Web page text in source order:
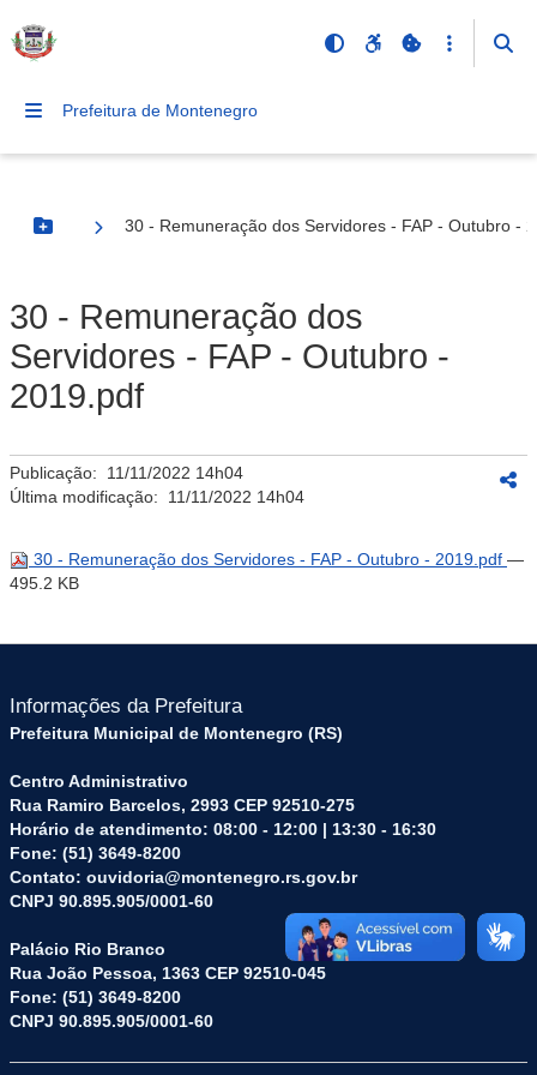
Prefeitura de Montenegro
Botão Menu
30 - Remuneração dos Servidores - FAP - Outubro -
30 - Remuneração dos
Servidores - FAP - Outubro -
2019.pdf
Publicação: 11/11/2022 14h04
Última modificação: 11/11/2022 14h04
30 - Remuneração dos Servidores - FAP - Outubro - 2019.pdf —
495.2 KB
Informações da Prefeitura
Prefeitura Municipal de Montenegro (RS)
Centro Administrativo
Rua Ramiro Barcelos, 2993 CEP 92510-275
Horário de atendimento: 08:00 - 12:00 | 13:30 - 16:30
Fone: (51) 3649-8200
Contato: ouvidoria@montenegro.rs.gov.br
CNPJ 90.895.905/0001-60
Palácio Rio Branco
Rua João Pessoa, 1363 CEP 92510-045
Fone: (51) 3649-8200
CNPJ 90.895.905/0001-60